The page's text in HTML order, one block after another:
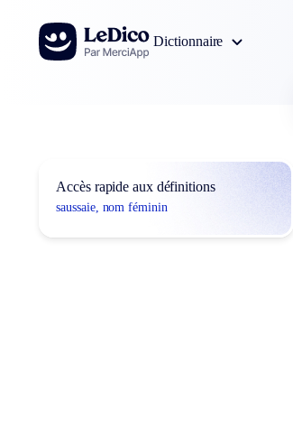
Aller au contenu
Dictionnaire
Accès rapide aux définitions
saussaie, nom féminin